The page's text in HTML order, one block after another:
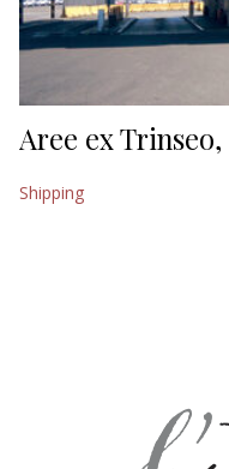
ECONOMIA
CULTURA
NAUTICA
Aree ex
Shipping